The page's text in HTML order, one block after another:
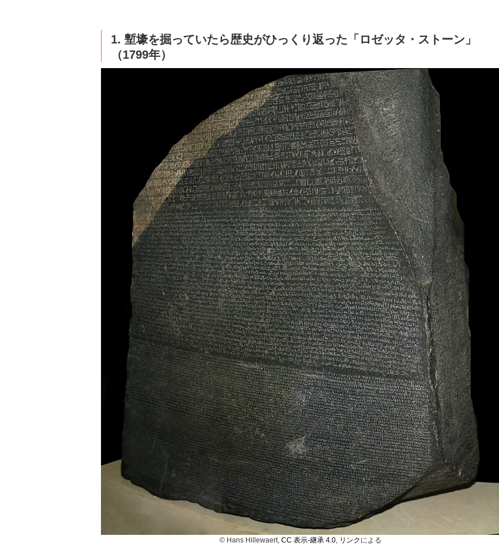
1. 塹壕を掘っていたら歴史がひっくり返った「ロゼッタ・ストーン」
（1799年）
© Hans Hillewaert, CC 表示-継承 4.0, リンク による